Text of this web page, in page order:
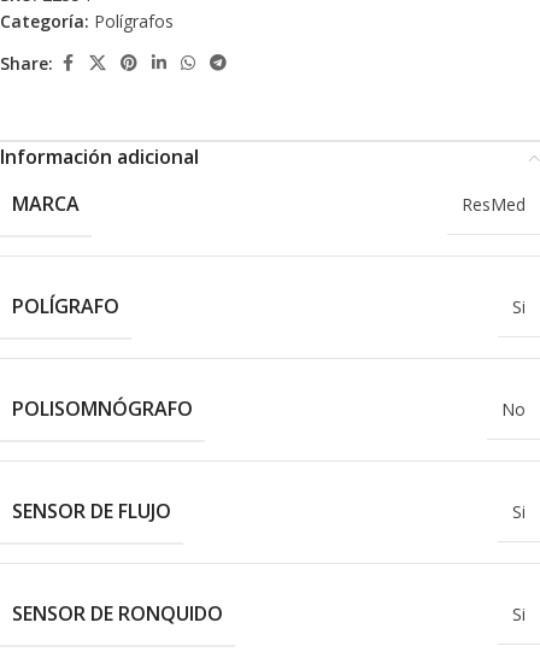
Categoría: Polígrafos
Share:
Información adicional
MARCA
ResMed
POLÍGRAFO Si
POLISOMNÓGRAFO No
SENSOR DE FLUJO Si
SENSOR DE RONQUIDO Si